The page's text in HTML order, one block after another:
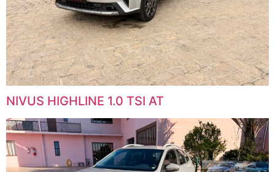
NIVUS HIGHLINE 1.0 TSI AT